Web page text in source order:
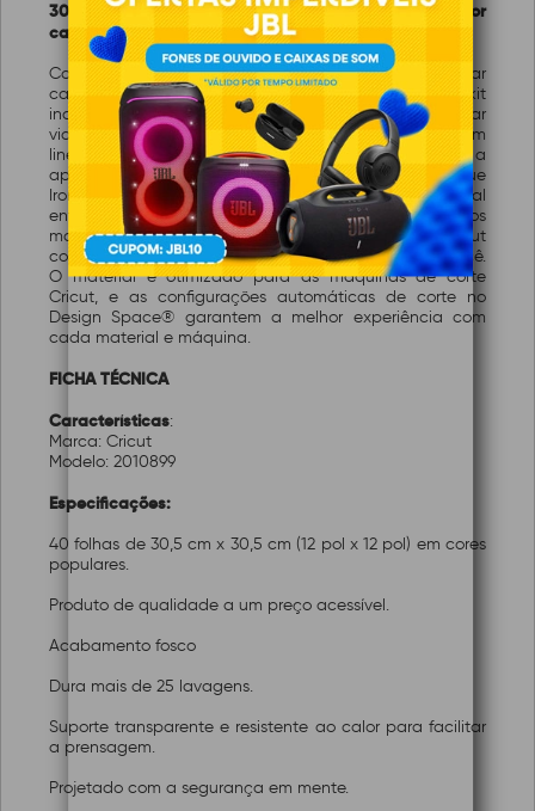
30,5 cm (40 folhas) – HTV (vinil de transferência por
calor)
Com o Cricut® Value Iron-On, você pode personalizar
camisetas, jaquetas, mochilas e muito mais. Este kit
inclui 40 folhas em uma variedade de cores para dar
vida às suas ideias mais vibrantes. O material possui um
liner transparente resistente ao calor, facilitando a
aplicação, e resiste a até 25 lavagens. O Cricut Value
Iron-On foi desenvolvido para oferecer o equilíbrio ideal
entre custo e qualidade. Por ser vendido em tamanhos
maiores e com embalagem simplificada, a Cricut
consegue repassar a economia diretamente para você.
O material é otimizado para as máquinas de corte
Cricut, e as configurações automáticas de corte no
Design Space® garantem a melhor experiência com
cada material e máquina.
FICHA TÉCNICA
Características:
Marca: Cricut
Modelo: 2010899
Especificações:
40 folhas de 30,5 cm x 30,5 cm (12 pol x 12 pol) em cores
populares.
Produto de qualidade a um preço acessível.
Acabamento fosco
Dura mais de 25 lavagens.
Suporte transparente e resistente ao calor para facilitar
a prensagem.
Projetado com a segurança em mente.